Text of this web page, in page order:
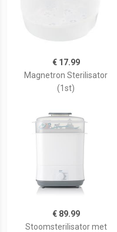
€ 17.99
Magnetron Sterilisator
(1st)
€ 89.99
Stoomsterilisator met